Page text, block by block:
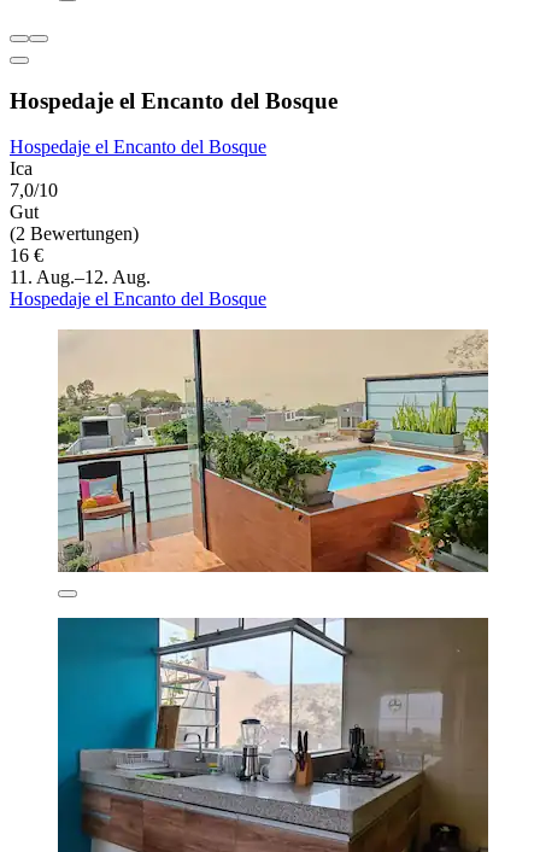
Hospedaje el Encanto del Bosque
Hospedaje el Encanto del Bosque
Ica
7,0/10
Gut
(2 Bewertungen)
16 €
11. Aug.–12. Aug.
Hospedaje el Encanto del Bosque